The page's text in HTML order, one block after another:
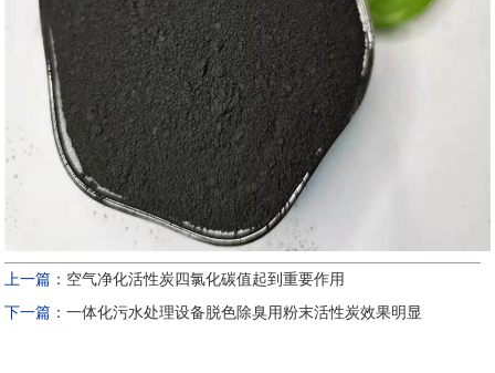
上一篇： 空气净化活性炭四氯化碳值起到重要作用
下一篇：一体化污水处理设备脱色除臭用粉末活性炭效果明显